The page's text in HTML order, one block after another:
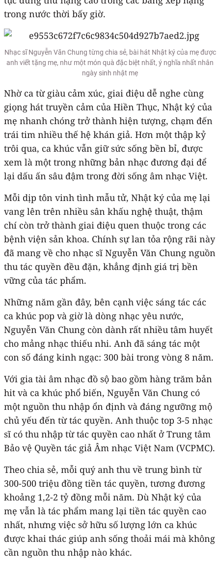
trong nước thời bấy giờ.
Nhạc sĩ Nguyễn Văn Chung từng chia sẻ, bài hát Nhật ký của mẹ được
anh viết tặng mẹ, như một món quà đặc biệt nhất, ý nghĩa nhất nhân
ngày sinh nhật mẹ
Nhờ ca từ giàu cảm xúc, giai điệu dễ nghe cùng
giọng hát truyền cảm của Hiền Thục, Nhật ký của
mẹ nhanh chóng trở thành hiện tượng, chạm đến
trái tim nhiều thế hệ khán giả. Hơn một thập kỷ
trôi qua, ca khúc vẫn giữ sức sống bền bỉ, được
xem là một trong những bản nhạc đương đại để
lại dấu ấn sâu đậm trong đời sống âm nhạc Việt.
Mỗi dịp tôn vinh tình mẫu tử, Nhật ký của mẹ lại
vang lên trên nhiều sân khấu nghệ thuật, thậm
chí còn trở thành giai điệu quen thuộc trong các
bệnh viện sản khoa. Chính sự lan tỏa rộng rãi này
đã mang về cho nhạc sĩ Nguyễn Văn Chung nguồn
thu tác quyền đều đặn, khẳng định giá trị bền
vững của tác phẩm.
Những năm gần đây, bên cạnh việc sáng tác các
ca khúc pop và giờ là dòng nhạc yêu nước,
Nguyễn Văn Chung còn dành rất nhiều tâm huyết
cho mảng nhạc thiếu nhi. Anh đã sáng tác một
con số đáng kinh ngạc: 300 bài trong vòng 8 năm.
Với gia tài âm nhạc đồ sộ bao gồm hàng trăm bản
hit và ca khúc phổ biến, Nguyễn Văn Chung có
một nguồn thu nhập ổn định và đáng ngưỡng mộ
chủ yếu đến từ tác quyền. Anh thuộc top 3-5 nhạc
sĩ có thu nhập từ tác quyền cao nhất ở Trung tâm
Bảo vệ Quyền tác giả Âm nhạc Việt Nam (VCPMC).
Theo chia sẻ, mỗi quý anh thu về trung bình từ
300-500 triệu đồng tiền tác quyền, tương đương
khoảng 1,2-2 tỷ đồng mỗi năm. Dù Nhật ký của
mẹ vẫn là tác phẩm mang lại tiền tác quyền cao
nhất, nhưng việc sở hữu số lượng lớn ca khúc
được khai thác giúp anh sống thoải mái mà không
cần nguồn thu nhập nào khác.